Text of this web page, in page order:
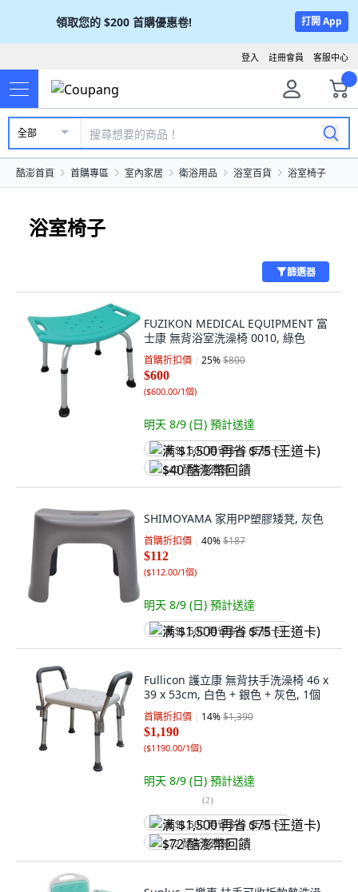
領取您的 $200 首購優惠卷! 打開 App
客服中心
註冊會員
登入
全部
酷澎首頁 首購專區 室內家居 衛浴用品 浴室百貨 浴室椅子
浴室椅子
篩選器
FUZIKON MEDICAL EQUIPMENT 富
士康 無背浴室洗澡椅 0010, 綠色
首購折扣價 25%$800
$600
($600.00/1個)
明天 8/9 (日) 預計送達
满 $1,500 再省 $75 (王道卡)
$40 酷澎幣回饋
SHIMOYAMA 家用PP塑膠矮凳, 灰色
首購折扣價 40%$187
$112
($112.00/1個)
明天 8/9 (日) 預計送達
满 $1,500 再省 $75 (王道卡)
Fullicon 護立康 無背扶手洗澡椅 46 x
39 x 53cm, 白色 + 銀色 + 灰色, 1個
首購折扣價 14%$1,390
$1,190
($1190.00/1個)
明天 8/9 (日) 預計送達
(2)
满 $1,500 再省 $75 (王道卡)
$72 酷澎幣回饋